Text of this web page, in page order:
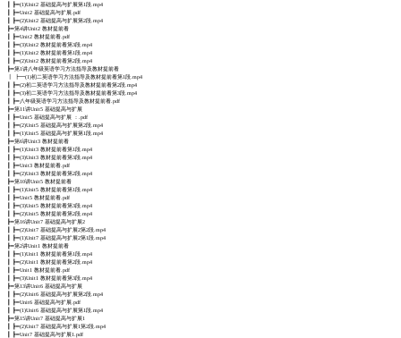
┃ ┣━(1)Unit2 基础提高与扩展第1段.mp4
┃ ┣━Unit2 基础提高与扩展.pdf
┃ ┣━(2)Unit2 基础提高与扩展第2段.mp4
┣━第4讲Unit2 教材提前看
┃ ┣━Unit2 教材提前看.pdf
┃ ┣━(3)Unit2 教材提前看第3段.mp4
┃ ┣━(1)Unit2 教材提前看第1段.mp4
┃ ┣━(2)Unit2 教材提前看第2段.mp4
┣━第1讲八年级英语学习方法指导及教材提前看
┃ ┣━(1)初二英语学习方法指导及教材提前看第1段.mp4
┃ ┣━(2)初二英语学习方法指导及教材提前看第2段.mp4
┃ ┣━(3)初二英语学习方法指导及教材提前看第3段.mp4
┃ ┣━八年级英语学习方法指导及教材提前看.pdf
┣━第11讲Unit5 基础提高与扩展
┃ ┣━Unit5 基础提高与扩展 ：.pdf
┃ ┣━(2)Unit5 基础提高与扩展第2段.mp4
┃ ┣━(1)Unit5 基础提高与扩展第1段.mp4
┣━第6讲Unit3 教材提前看
┃ ┣━(1)Unit3 教材提前看第1段.mp4
┃ ┣━(3)Unit3 教材提前看第3段.mp4
┃ ┣━Unit3 教材提前看.pdf
┃ ┣━(2)Unit3 教材提前看第2段.mp4
┣━第10讲Unit5 教材提前看
┃ ┣━(1)Unit5 教材提前看第1段.mp4
┃ ┣━Unit5 教材提前看.pdf
┃ ┣━(3)Unit5 教材提前看第3段.mp4
┃ ┣━(2)Unit5 教材提前看第2段.mp4
┣━第16讲Unit7 基础提高与扩展2
┃ ┣━(2)Unit7 基础提高与扩展2第2段.mp4
┃ ┣━(1)Unit7 基础提高与扩展2第1段.mp4
┣━第2讲Unit1 教材提前看
┃ ┣━(1)Unit1 教材提前看第1段.mp4
┃ ┣━(2)Unit1 教材提前看第2段.mp4
┃ ┣━Unit1 教材提前看.pdf
┃ ┣━(3)Unit1 教材提前看第3段.mp4
┣━第13讲Unit6 基础提高与扩展
┃ ┣━(2)Unit6 基础提高与扩展第2段.mp4
┃ ┣━Unit6 基础提高与扩展.pdf
┃ ┣━(1)Unit6 基础提高与扩展第1段.mp4
┣━第15讲Unit7 基础提高与扩展1
┃ ┣━(2)Unit7 基础提高与扩展1第2段.mp4
┃ ┣━Unit7 基础提高与扩展1.pdf